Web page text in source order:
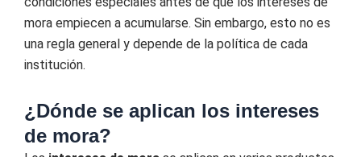
mora empiecen a acumularse. Sin embargo, esto no es
una regla general y depende de la política de cada
institución.
¿Dónde se aplican los intereses
de mora?